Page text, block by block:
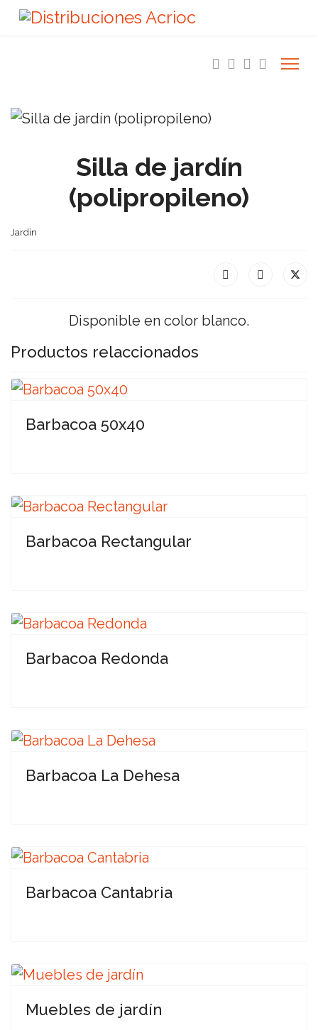
Silla de jardín
(polipropileno)
Jardín
Disponible en color blanco.
Productos relaccionados
Barbacoa 50x40
Barbacoa Rectangular
Barbacoa Redonda
Barbacoa La Dehesa
Barbacoa Cantabria
Muebles de jardín